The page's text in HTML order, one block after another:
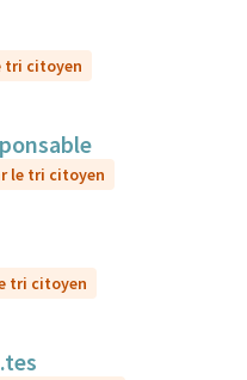
tri citoyen
le tri citoyen
tri citoyen